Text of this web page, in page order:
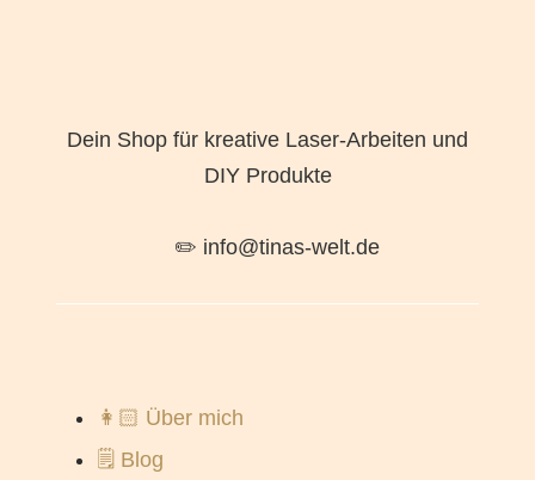
Dein Shop für kreative Laser-Arbeiten und
DIY Produkte
✏️ info@tinas-welt.de
👩🏻 Über mich
🗒️ Blog